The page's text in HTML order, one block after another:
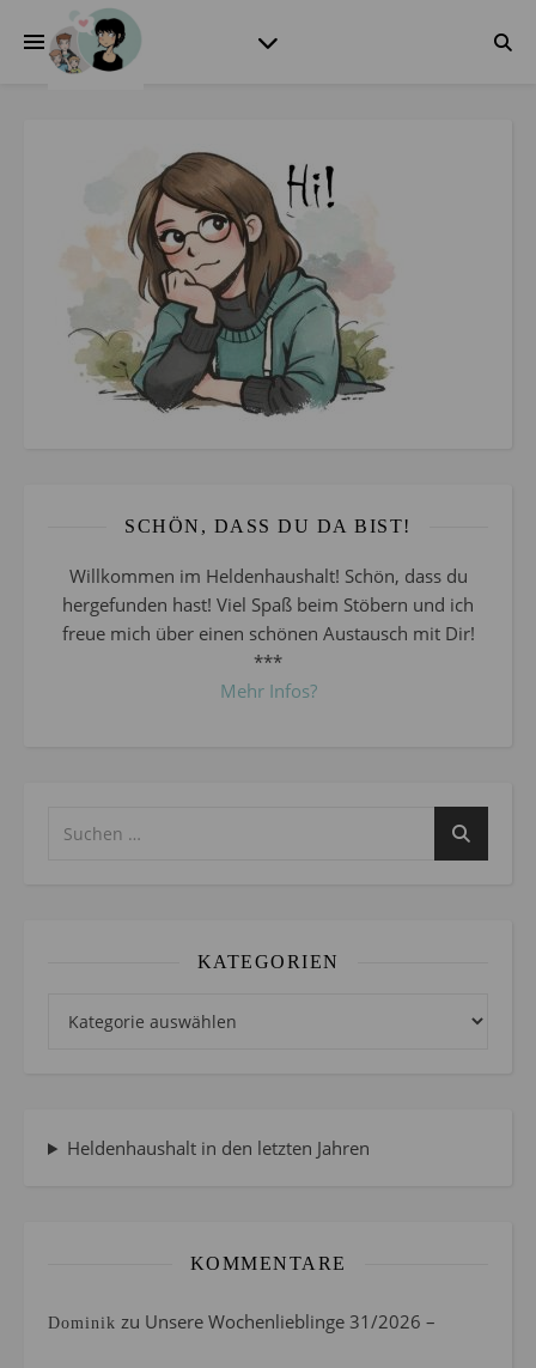
SCHÖN, DASS DU DA BIST!
Willkommen im Heldenhaushalt! Schön, dass du
hergefunden hast! Viel Spaß beim Stöbern und ich
freue mich über einen schönen Austausch mit Dir!
***
Mehr Infos?
KATEGORIEN
Heldenhaushalt in den letzten Jahren
KOMMENTARE
Dominik zu Unsere Wochenlieblinge 31/2026 –